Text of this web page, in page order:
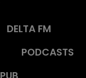
DELTA FM
PODCASTS